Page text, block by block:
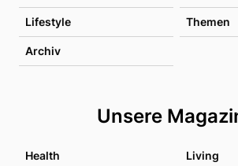
Lifestyle Themen
Archiv
Unsere
Health Living